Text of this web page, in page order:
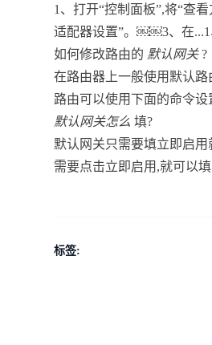
1、打开“控制面板”,将“查
适配器设置”。￼￼3、在...1
如何修改路由的 默认网关?
在路由器上一般使用默认
路由可以使用下面的命令设
默认网关怎么填?
默认网关只需要填立即启
需要点击立即启用,就可以
标签: